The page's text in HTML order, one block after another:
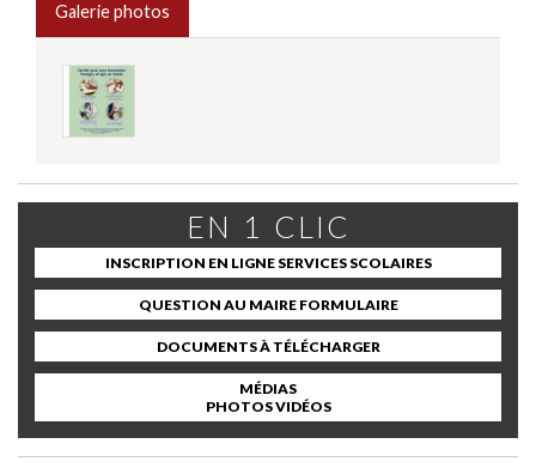
Galerie photos
EN 1 CLIC
INSCRIPTION EN LIGNE SERVICES SCOLAIRES
QUESTION AU MAIRE FORMULAIRE
DOCUMENTS À TÉLÉCHARGER
MÉDIAS
PHOTOS VIDÉOS